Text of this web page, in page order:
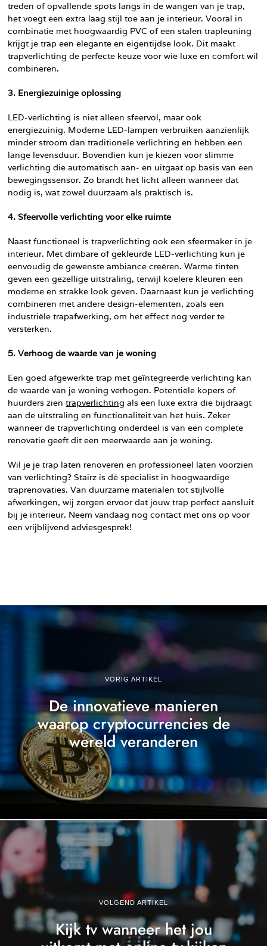
treden of opvallende spots langs in de wangen van je trap,
het voegt een extra laag stijl toe aan je interieur. Vooral in
combinatie met hoogwaardig PVC of een stalen trapleuning
krijgt je trap een elegante en eigentijdse look. Dit maakt
trapverlichting de perfecte keuze voor wie luxe en comfort wil
combineren.
3. Energiezuinige oplossing
LED-verlichting is niet alleen sfeervol, maar ook
energiezuinig. Moderne LED-lampen verbruiken aanzienlijk
minder stroom dan traditionele verlichting en hebben een
lange levensduur. Bovendien kun je kiezen voor slimme
verlichting die automatisch aan- en uitgaat op basis van een
bewegingssensor. Zo brandt het licht alleen wanneer dat
nodig is, wat zowel duurzaam als praktisch is.
4. Sfeervolle verlichting voor elke ruimte
Naast functioneel is trapverlichting ook een sfeermaker in je
interieur. Met dimbare of gekleurde LED-verlichting kun je
eenvoudig de gewenste ambiance creëren. Warme tinten
geven een gezellige uitstraling, terwijl koelere kleuren een
moderne en strakke look geven. Daarnaast kun je verlichting
combineren met andere design-elementen, zoals een
industriële trapafwerking, om het effect nog verder te
versterken.
5. Verhoog de waarde van je woning
Een goed afgewerkte trap met geïntegreerde verlichting kan
de waarde van je woning verhogen. Potentiële kopers of
huurders zientrapverlichting als een luxe extra die bijdraagt
aan de uitstraling en functionaliteit van het huis. Zeker
wanneer de trapverlichting onderdeel is van een complete
renovatie geeft dit een meerwaarde aan je woning.
Wil je je trap laten renoveren en professioneel laten voorzien
van verlichting? Stairz is dé specialist in hoogwaardige
traprenovaties. Van duurzame materialen tot stijlvolle
afwerkingen, wij zorgen ervoor dat jouw trap perfect aansluit
bij je interieur. Neem vandaag nog contact met ons op voor
een vrijblijvend adviesgesprek!
VORIG ARTIKEL
De innovatieve manieren
waarop cryptocurrencies de
wereld veranderen
VOLGEND ARTIKEL
Kijk tv wanneer het jou